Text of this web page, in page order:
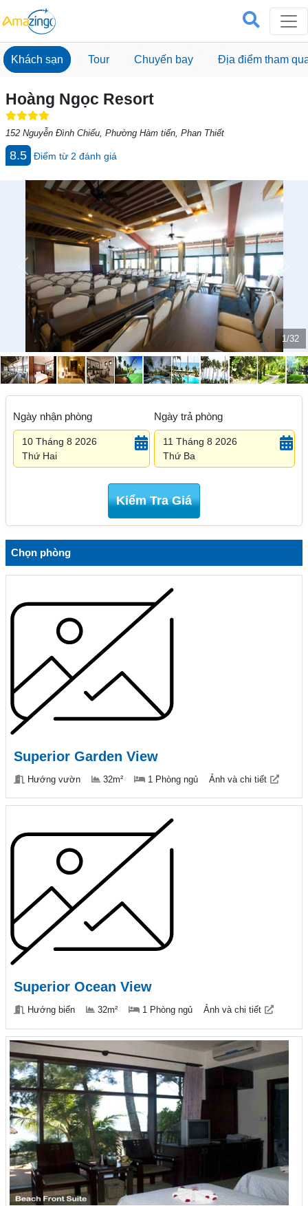
Khách sạn Tour Chuyến bay Địa điểm tham
Hoàng Ngọc Resort
152 Nguyễn Đình Chiểu, Phường Hàm tiến, Phan Thiết
8.5 Điểm từ 2 đánh giá
1/32
Previous
Ngày nhận phòng
10 Tháng 8 2026
Thứ Hai
Ngày trả phòng
11 Tháng 8 2026
Thứ Ba
Kiểm Tra Giá
Chọn phòng
Superior Garden View
Hướng vườn 32m² 1 Phòng ngủ Ảnh và chi tiết
Superior Ocean View
Hướng biển 32m² 1 Phòng ngủ Ảnh và chi tiết